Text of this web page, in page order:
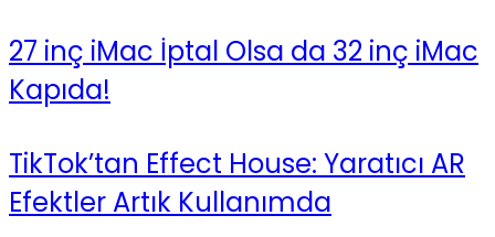
27 inç iMac İptal Olsa da 32 inç iMac
Kapıda!
TikTok’tan Effect House: Yaratıcı AR
Efektler Artık Kullanımda